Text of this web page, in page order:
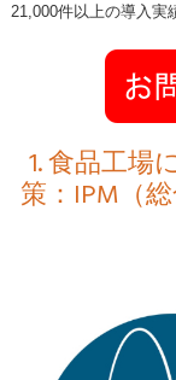
21,000件以上の導入実
1. 食品工場
策：IPM（